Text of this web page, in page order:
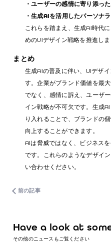
・ユーザーの感情に寄り添っ
・生成AIを活用したパーソナ
これらを踏まえ、生成AI時代
めのUIデザイン戦略を推進しま
まとめ
生成AIの普及に伴い、UIデザ
す。企業がブランド価値を最
でなく、感情に訴え、ユーザ
イン戦略が不可欠です。生成
り入れることで、ブランドの
向上することができます。
AIは脅威ではなく、ビジネス
です。これらのようなデザイ
い合わせください。
前の記事
Have a look at
その他のニュースもご覧ください